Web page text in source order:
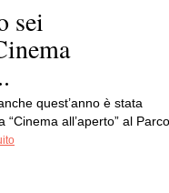
sei
quest’anno è stata
all’aperto” al Parco